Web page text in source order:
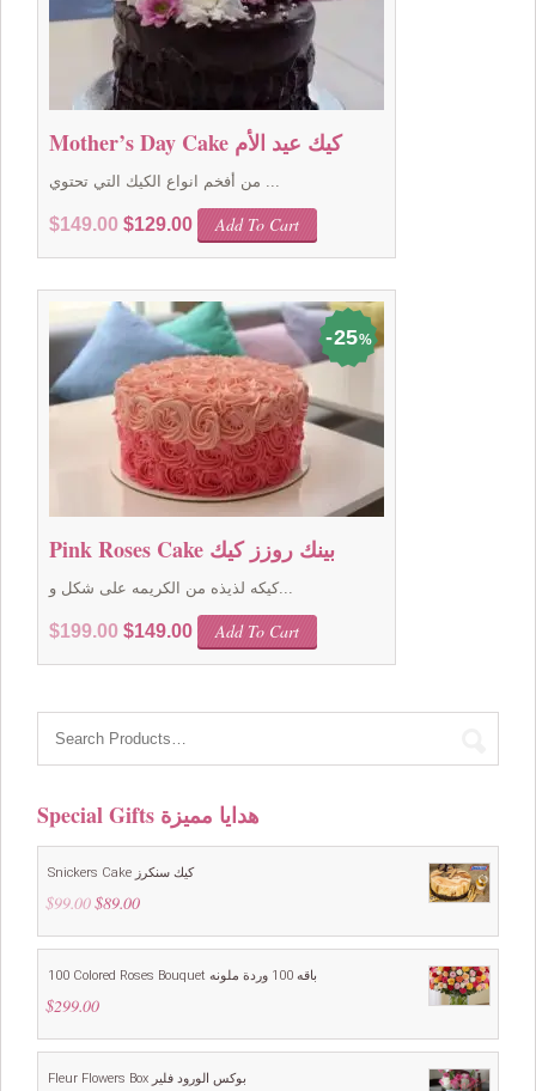
Mother’s Day Cake كيك عيد الأم
$149.00 Original
$149.00.
$129.00Current
price
$129.00.
Add To Cart
25%
Pink Roses Cake بينك روزز كيك
$199.00 Original
$149.00Current
price
Add To Cart
Special Gifts هدايا مميزة
Snickers Cake كيك سنكرز
$99.00 Original
was:
$89.00Current
is:
100 Colored Roses Bouquet باقه 100 وردة ملونه
$299.00
Fleur Flowers Box بوكس الورود فلير